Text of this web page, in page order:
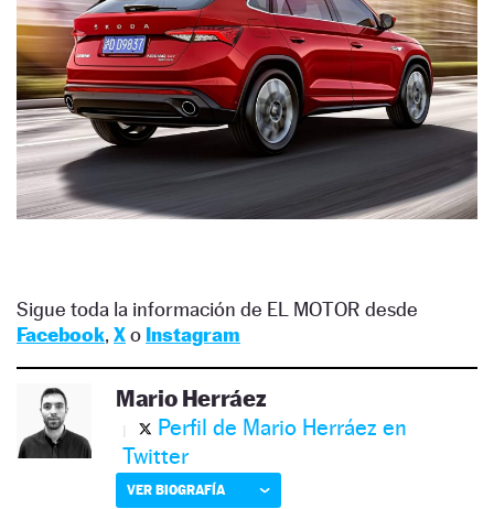
Sigue toda la información de EL MOTOR desde
Facebook, Xo Instagram
Mario Herráez
Perfil de Mario Herráez en
Twitter
VER BIOGRAFÍA